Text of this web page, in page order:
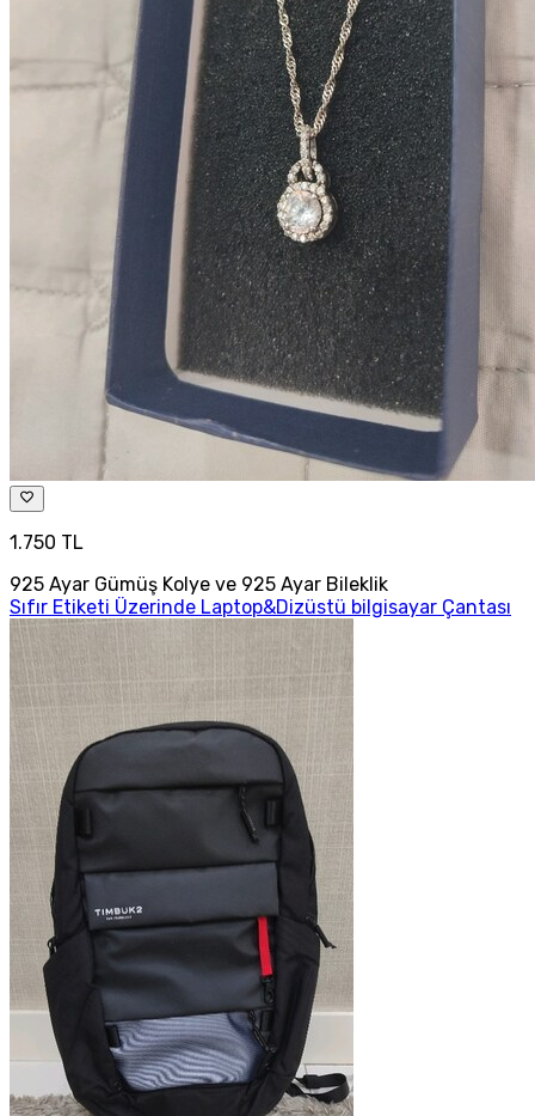
1.750 TL
925 Ayar Gümüş Kolye ve 925 Ayar Bileklik
Sıfır Etiketi Üzerinde Laptop&Dizüstü bilgisayar Çantası